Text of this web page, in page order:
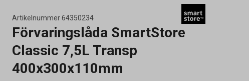
Artikelnummer64350234
Förvaringslåda SmartStore
Classic 7,5L Transp
400x300x110mm